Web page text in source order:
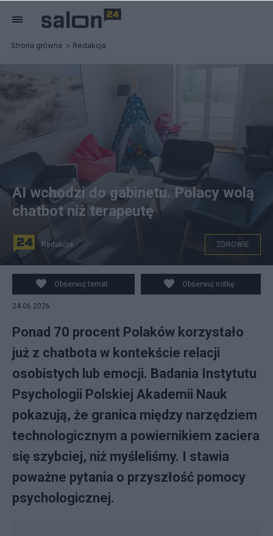
Strona główna Redakcja
Gabinet psychoterapeutyczny dla dzieci
AI wchodzi do gabinetu. Polacy wolą
chatbot niż terapeutę
Redakcja ZDROWIE
Obserwuj temat Obserwuj notkę
24.06.2026
Ponad 70 procent Polaków korzystało
już z chatbota w kontekście relacji
osobistych lub emocji. Badania Instytutu
Psychologii Polskiej Akademii Nauk
pokazują, że granica między narzędziem
technologicznym a powiernikiem zaciera
się szybciej, niż myśleliśmy. I stawia
poważne pytania o przyszłość pomocy
psychologicznej.